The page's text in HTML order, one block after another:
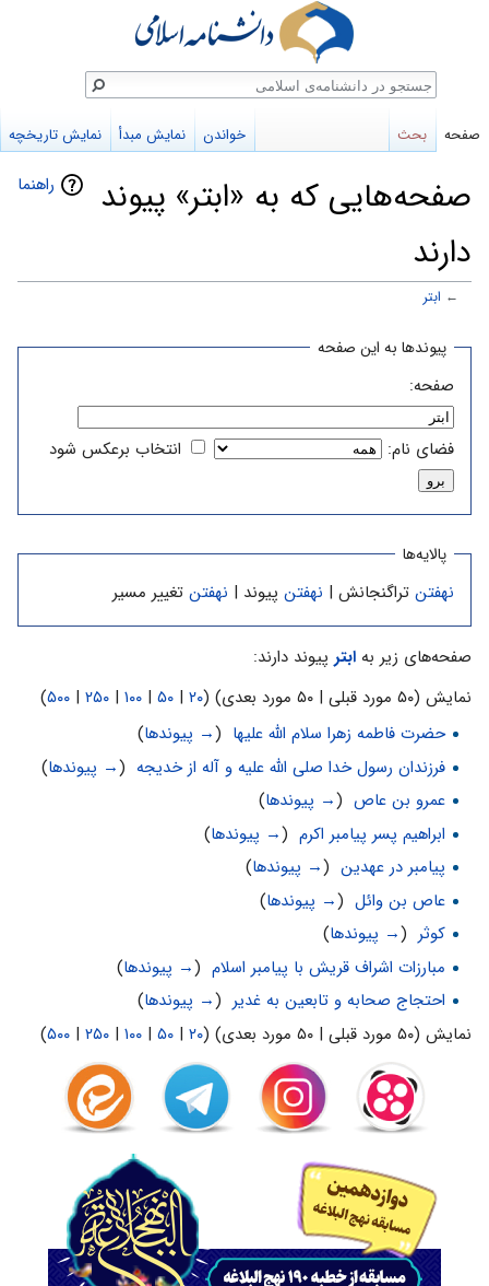
راهنما
صفحه‌هایی که به «ابتر» پیوند
دارند
← ابتر
ناوبری
جستجو
پیوندها به این صفحه
صفحه:
فضای نام: انتخاب برعکس شود
پالایه‌ها
نهفتنتراگنجانش | نهفتنپیوند | نهفتنتغییر مسیر
صفحه‌های زیر به ابتر پیوند دارند:
نمایش (۵۰ مورد قبلی | ۵۰ مورد بعدی) (
۲۰ | ۵۰ | ۱۰۰ | ۲۵۰ | ۵۰۰)
حضرت فاطمه زهرا سلام الله علیها (→ پیوندها)
فرزندان رسول خدا صلی الله علیه و آله از خدیجه‏
(→ پیوندها)
عمرو بن عاص‏
(→ پیوندها)
ابراهیم پسر پیامبر اکرم‏
(→ پیوندها)
پیامبر در عهدین‏
(→ پیوندها)
عاص بن وائل‏
(→ پیوندها)
کوثر‏
(→ پیوندها)
مبارزات اشراف قریش با پیامبر اسلام‏
(→ پیوندها)
احتجاج صحابه و تابعین به غدیر‏
(→ پیوندها)
نمایش (۵۰ مورد قبلی | ۵۰ مورد بعدی) (
۲۰ | ۵۰ | ۱۰۰ | ۲۵۰ | ۵۰۰)
صفحه بحث خواندن نمایش مبدأ نمایش تاریخچه
جستجو